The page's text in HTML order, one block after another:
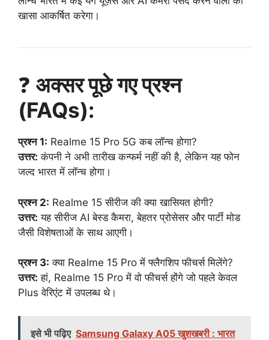
खासा आकर्षित करेगा।
❓ अक्सर पूछे गए प्रश्न
(FAQs):
प्रश्न 1: Realme 15 Pro 5G कब लॉन्च होगा?
उत्तर: कंपनी ने अभी तारीख कन्फर्म नहीं की है, लेकिन यह फोन
जल्द भारत में लॉन्च होगा।
प्रश्न 2: Realme 15 सीरीज की क्या खासियत होगी?
उत्तर: यह सीरीज AI बेस्ड कैमरा, बेहतर प्रोसेसर और पार्टी मोड
जैसी विशेषताओं के साथ आएगी।
प्रश्न 3: क्या Realme 15 Pro में फ्लैगशिप फीचर्स मिलेंगे?
उत्तर: हां, Realme 15 Pro में वो फीचर्स होंगे जो पहले केवल
Plus वेरिएंट में उपलब्ध थे।
इसे भी पढ़िए Samsung Galaxy A05 खुशखबरी : भारत